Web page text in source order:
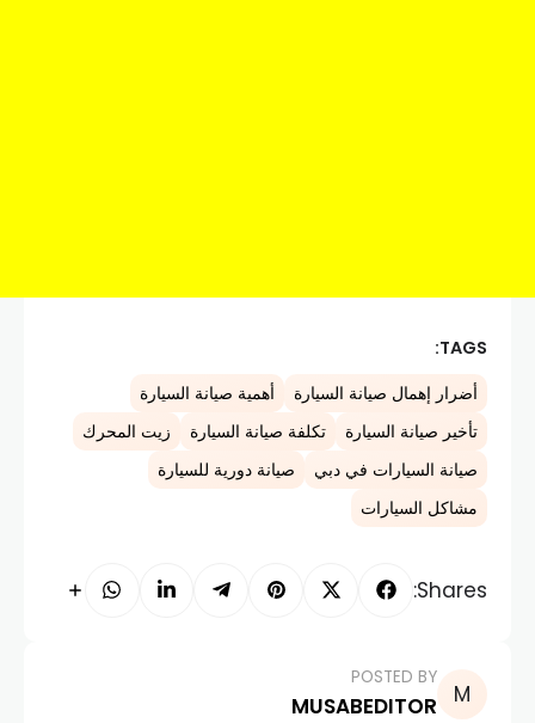
TAGS:
أضرار إهمال صيانة السيارة
أهمية صيانة السيارة
تأخير صيانة السيارة
تكلفة صيانة السيارة
زيت المحرك
صيانة السيارات في دبي
صيانة دورية للسيارة
مشاكل السيارات
Shares:
POSTED BY
MUSABEDITOR